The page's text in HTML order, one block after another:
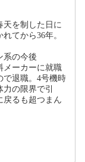
天を制した日に
てから36年。
系の今後
メーカーに就職
で退職。4号機時
の限界で引
戻るも超つまん